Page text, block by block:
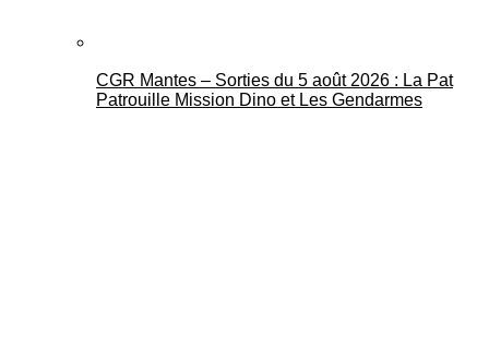
CGR Mantes – Sorties du 5 août 2026 : La Pat
Patrouille Mission Dino et Les Gendarmes